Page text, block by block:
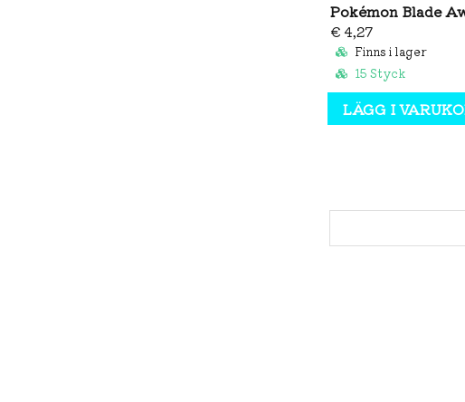
€ 4,27
Finns i lager
15 Styck
LÄGG I